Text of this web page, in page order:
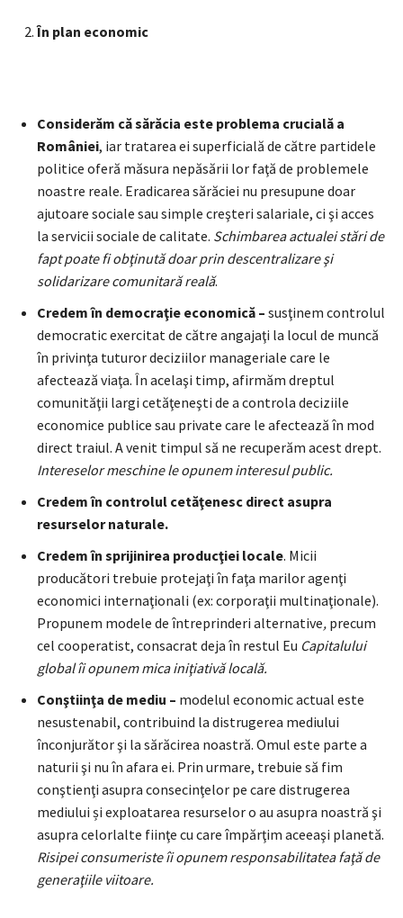
În plan economic
Considerăm căsărăcia este problema crucială a
României, iar tratarea ei superficială de către partidele
politice oferă măsura nepăsării lor faţă de problemele
noastre reale. Eradicarea sărăciei nu presupune doar
ajutoare sociale sau simple creşteri salariale, ci şi acces
la servicii sociale de calitate. Schimbarea actualei stări de
fapt poate fi obţinută doar prin descentralizare şi
solidarizare comunitară reală.
Credem în democraţie economică – susţinem controlul
democratic exercitat de către angajaţi la locul de muncă
în privinţa tuturor deciziilor manageriale care le
afectează viaţa. În acelaşi timp, afirmăm dreptul
comunităţii largi cetăţeneşti de a controla deciziile
economice publice sau private care le afectează în mod
direct traiul. A venit timpul să ne recuperăm acest drept.
Intereselor meschine le opunem interesul public.
Credem în controlul cetăţenesc direct asupra
resurselor naturale.
Credem în sprijinirea producţiei locale. Micii
producători trebuie protejaţi în faţa marilor agenţi
economici internaţionali (ex: corporaţii multinaţionale).
Propunem modele de întreprinderi alternative, precum
cel cooperatist, consacrat deja în restul Eu Capitalului
global îi opunem mica iniţiativă locală.
Conştiinţa de mediu – modelul economic actual este
nesustenabil, contribuind la distrugerea mediului
înconjurător şi la sărăcirea noastră. Omul este parte a
naturii şi nu în afara ei. Prin urmare, trebuie să fim
conştienţi asupra consecinţelor pe care distrugerea
mediului și exploatarea resurselor o au asupra noastră şi
asupra celorlalte fiinţe cu care împărţim aceeaşi planetă.
Risipei consumeristeîi opunem responsabilitatea faţăde
generaţiile viitoare.